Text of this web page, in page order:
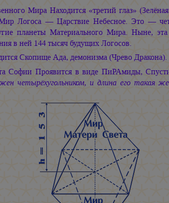
Мира Находится «третий глаз»
Логоса — Царствие Небесное. Это —
планеты Материального Мира. Ныне,
в ней 144 тысяч будущих Логосов.
Скопище Ада, демонизма (Чрево Дракона).
Проявится в виде ПиРАмиды,
четырёхугольником, и длина его такая